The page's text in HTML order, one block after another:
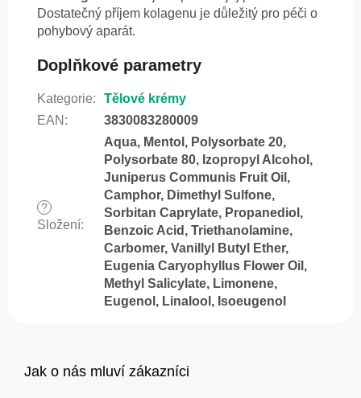
Dostatečný příjem kolagenu je důležitý pro péči o
pohybový aparát.
Doplňkové parametry
Kategorie:
Tělové krémy
EAN : 3830083280009
?
Složení:
Aqua, Mentol, Polysorbate 20,
Polysorbate 80, Izopropyl Alcohol,
Juniperus Communis Fruit Oil,
Camphor, Dimethyl Sulfone,
Sorbitan Caprylate, Propanediol,
Benzoic Acid, Triethanolamine,
Carbomer, Vanillyl Butyl Ether,
Eugenia Caryophyllus Flower Oil,
Methyl Salicylate, Limonene,
Eugenol, Linalool, Isoeugenol